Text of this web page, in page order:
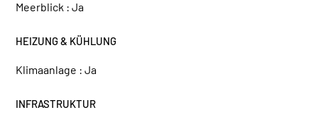
Meerblick :Ja
HEIZUNG & KÜHLUNG
Klimaanlage :Ja
INFRASTRUKTUR